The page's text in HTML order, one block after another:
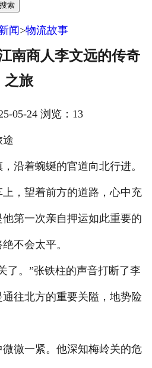
联系我们
登录
搜索
闻 >物流故事
南商人李文远的传奇
之旅
05-24 浏览：13
途
沿着蜿蜒的官道向北行进。
，望着前方的道路，心中充
第一次亲自押运如此重要的
不会太平。
了。”张铁柱的声音打断了李
往北方的重要关隘，地势险
微一紧。他深知梅岭关的危